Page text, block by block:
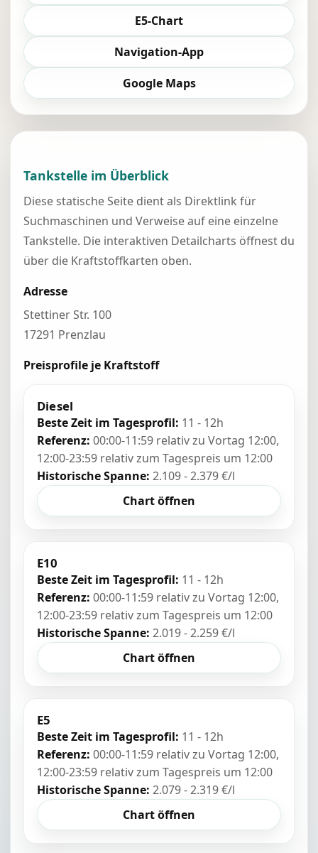
E5-Chart
Navigation-App
Google Maps
Tankstelle im Überblick
Diese statische Seite dient als Direktlink für
Suchmaschinen und Verweise auf eine einzelne
Tankstelle. Die interaktiven Detailcharts öffnest du
über die Kraftstoffkarten oben.
Adresse
Stettiner Str. 100
17291 Prenzlau
Preisprofile je Kraftstoff
Diesel
Beste Zeit im Tagesprofil: 11 - 12h
Referenz: 00:00-11:59 relativ zu Vortag 12:00,
12:00-23:59 relativ zum Tagespreis um 12:00
Historische Spanne: 2.109 - 2.379 €/l
Chart öffnen
E10
Beste Zeit im Tagesprofil: 11 - 12h
Referenz: 00:00-11:59 relativ zu Vortag 12:00,
12:00-23:59 relativ zum Tagespreis um 12:00
Historische Spanne: 2.019 - 2.259 €/l
Chart öffnen
E5
Beste Zeit im Tagesprofil: 11 - 12h
Referenz: 00:00-11:59 relativ zu Vortag 12:00,
12:00-23:59 relativ zum Tagespreis um 12:00
Historische Spanne: 2.079 - 2.319 €/l
Chart öffnen